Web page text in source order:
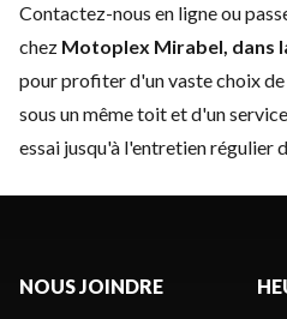
Contactez-nous en ligne ou
chez Motoplex Mirabel, dans
pour profiter d'un vaste choix de
sous un même toit et d'un
essai jusqu'à l'entretien régulier
NOUS JOINDRE